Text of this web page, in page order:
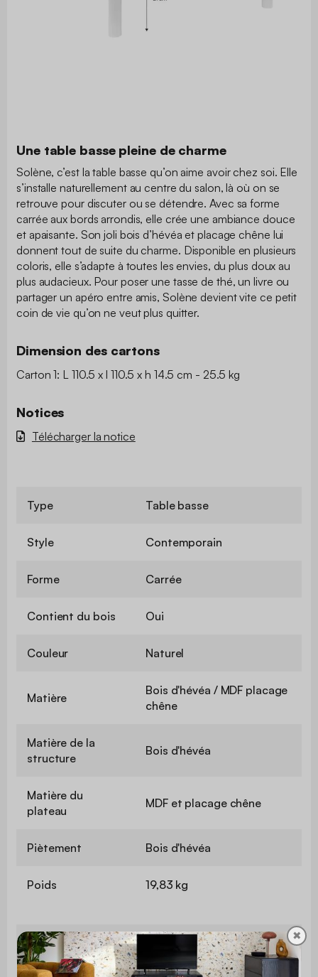
Une table basse pleine de charme
Solène, c’est la table basse qu’on aime avoir chez soi. Elle
s’installe naturellement au centre du salon, là où on se
retrouve pour discuter ou se détendre. Avec sa forme
carrée aux bords arrondis, elle crée une ambiance douce
et apaisante. Son joli bois d’hévéa et placage chêne lui
donnent tout de suite du charme. Disponible en plusieurs
coloris, elle s’adapte à toutes les envies, du plus doux au
plus audacieux. Pour poser une tasse de thé, un livre ou
partager un apéro entre amis, Solène devient vite ce petit
coin de vie qu’on ne veut plus quitter.
Dimension des cartons
Carton 1: L 110.5 x l 110.5 x h 14.5 cm - 25.5 kg
Notices
Télécharger la notice
Type Table basse
Style Contemporain
Forme Carrée
Contient du bois Oui
Couleur Naturel
Matière
Bois d'hévéa / MDF placage
chêne
Matière de la
structure
Bois d'hévéa
Matière du
plateau
MDF et placage chêne
Piètement Bois d'hévéa
Poids 19,83 kg
Utilisation Intérieure
✖